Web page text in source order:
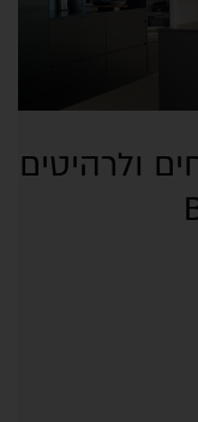
ולרהיטים